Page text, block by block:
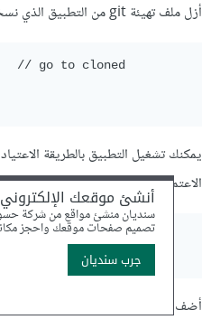
أزل ملف تهيئة git من التطبيق الذي نسخته:
// go to cloned
يمكنك تشغيل التطبيق بالطريقة
الاعتماديات:
أضف وظيفة تسجيل الدخول إلى